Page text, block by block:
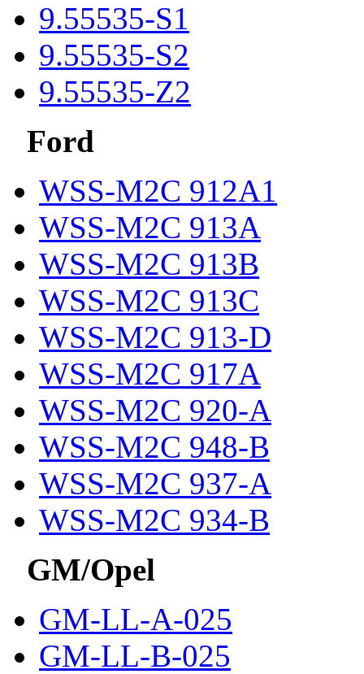
9.55535-S1
9.55535-S2
9.55535-Z2
Ford
WSS-M2C 912A1
WSS-M2C 913A
WSS-M2C 913B
WSS-M2C 913C
WSS-M2C 913-D
WSS-M2C 917A
WSS-M2C 920-A
WSS-M2C 948-B
WSS-M2C 937-A
WSS-M2C 934-B
GM/Opel
GM-LL-A-025
GM-LL-B-025